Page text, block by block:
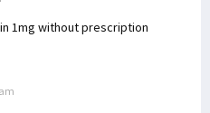
1mg without prescription